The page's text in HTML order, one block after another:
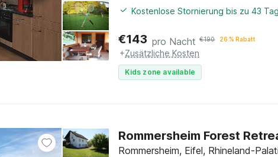
Kostenlose Stornierung bis zu 43
€143 pro Nacht €190 26 % Rabatt
+Zusätzliche Kosten
Kids zone available
Rommersheim Forest
Rommersheim, Eifel, Rhineland-